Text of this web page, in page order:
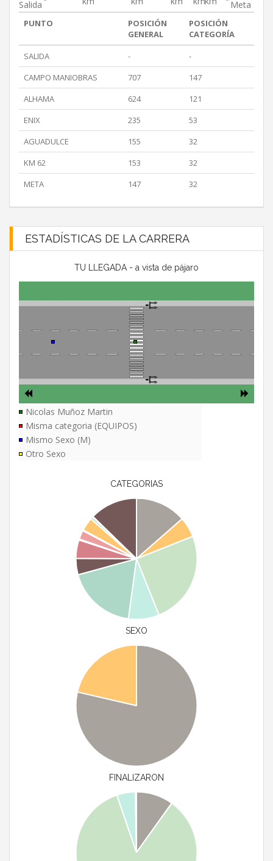
Salida Meta
PUNTO
POSICIÓN
GENERAL
POSICIÓN
CATEGORÍA
SALIDA
-
-
CAMPO MANIOBRAS
707
147
ALHAMA
624
121
ENIX
235
53
AGUADULCE
155
32
KM 62
153
32
META
147 32
ESTADÍSTICAS DE LA CARRERA
TU LLEGADA - a vista de pájaro
Nicolas Muñoz Martin
Misma categoria (EQUIPOS)
Mismo Sexo (M)
Otro Sexo
CATEGORIAS
SEXO
FINALIZARON